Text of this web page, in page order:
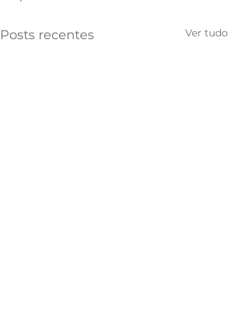
Posts recentes Ver tudo